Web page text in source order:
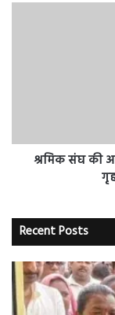
की
से
मिला
प्रतिनिधि
मंडल
श्रमिक संघ की
Recent Posts